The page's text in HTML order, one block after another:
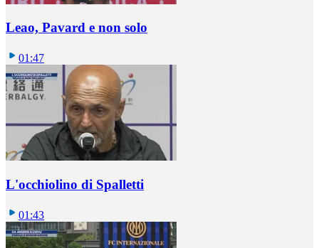
Leao, Pavard e non solo
01:47
L'occhiolino di Spalletti
01:43